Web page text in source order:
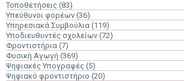
Τοποθετήσεις (83)
Υπεύθυνοι φορέων (36)
Υπηρεσιακά Συμβούλια (119)
Υποδιευθυντές σχολείων (72)
Φροντιστήρια (7)
Φυσική Αγωγή (369)
Ψηφιακές Υπογραφές (5)
Ψηφιακό φροντιστήριο (20)